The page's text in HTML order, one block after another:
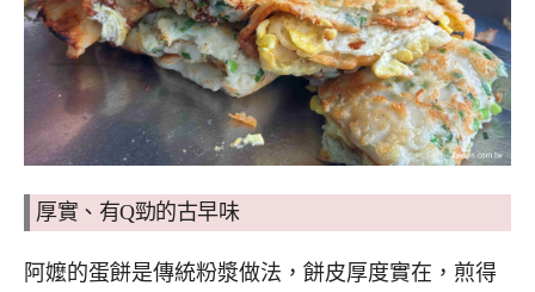
厚實、有Q勁的古早味
阿嬤的蛋餅是傳統粉漿做法，餅皮厚度實在，煎得